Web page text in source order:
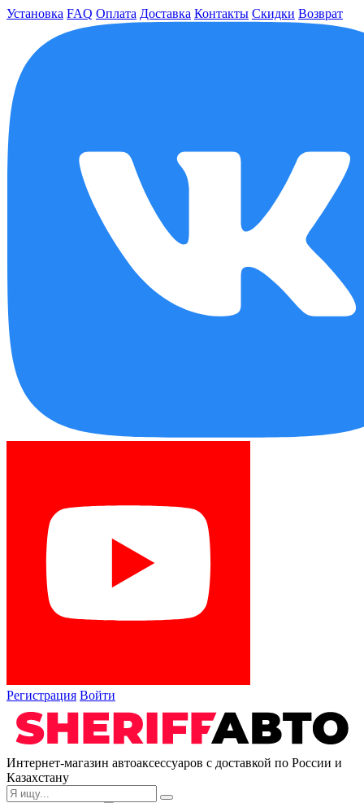
Установка FAQ Оплата Доставка Контакты Скидки Возврат
Регистрация Войти
Интернет-магазин автоаксессуаров с доставкой по России и
Казахстану